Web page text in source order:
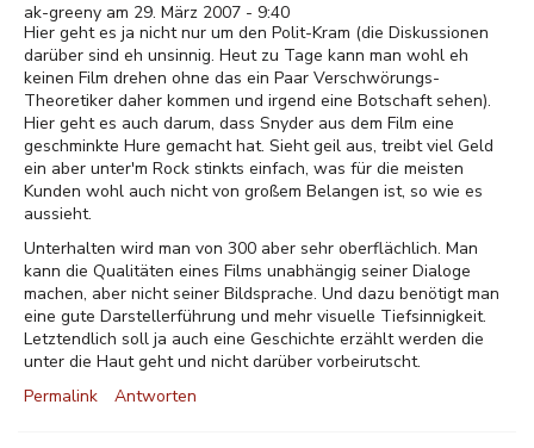
ak-greeny am 29. März 2007 - 9:40
Hier geht es ja nicht nur um den Polit-Kram (die Diskussionen
darüber sind eh unsinnig. Heut zu Tage kann man wohl eh
keinen Film drehen ohne das ein Paar Verschwörungs-
Theoretiker daher kommen und irgend eine Botschaft sehen).
Hier geht es auch darum, dass Snyder aus dem Film eine
geschminkte Hure gemacht hat. Sieht geil aus, treibt viel Geld
ein aber unter'm Rock stinkts einfach, was für die meisten
Kunden wohl auch nicht von großem Belangen ist, so wie es
aussieht.
Unterhalten wird man von 300 aber sehr oberflächlich. Man
kann die Qualitäten eines Films unabhängig seiner Dialoge
machen, aber nicht seiner Bildsprache. Und dazu benötigt man
eine gute Darstellerführung und mehr visuelle Tiefsinnigkeit.
Letztendlich soll ja auch eine Geschichte erzählt werden die
unter die Haut geht und nicht darüber vorbeirutscht.
Permalink
Antworten